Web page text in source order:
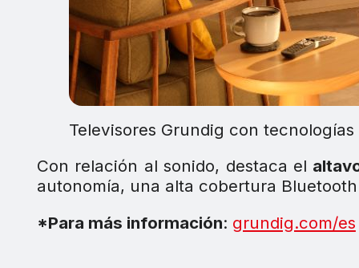
Televisores Grundig con tecnologías
Con relación al sonido, destaca el
autonomía, una alta cobertura
*Para más información: grundig.com/es